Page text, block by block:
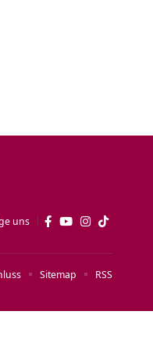
uns
Sitemap RSS